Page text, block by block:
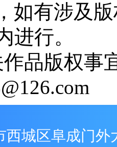
如有涉及
进行。
品版权事
西城区阜成门外